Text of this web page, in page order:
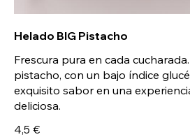
Helado BIG Pistacho
Frescura pura en cada
pistacho, con un bajo índice
exquisito sabor en una
deliciosa.
4,5 €